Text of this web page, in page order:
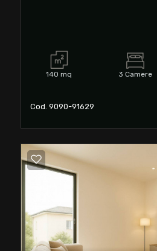
140 mq 3 Camere
Cod. 9090-91629